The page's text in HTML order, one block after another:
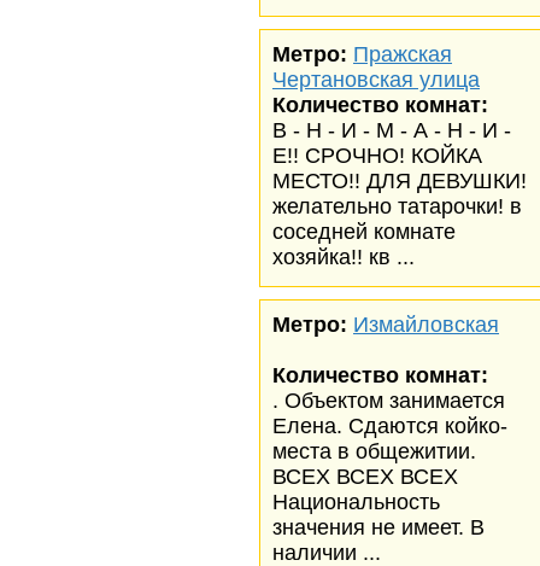
Метро: Пражская
Чертановская улица
Количество комнат:
В - Н - И - М - А - Н - И -
Е!! СРОЧНО! КОЙКА
МЕСТО!! ДЛЯ ДЕВУШКИ!
желательно татарочки! в
соседней комнате
хозяйка!! кв ...
Метро: Измайловская
Количество комнат:
. Объектом занимается
Елена. Сдаются койко-
места в общежитии.
ВСЕХ ВСЕХ ВСЕХ
Национальность
значения не имеет. В
наличии ...